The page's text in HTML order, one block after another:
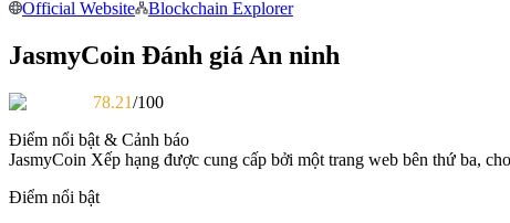
Official Website
Blockchain Explorer
JasmyCoin Đánh giá An ninh
78.21/100
Điểm nổi bật & Cảnh báo
JasmyCoin Xếp hạng được cung cấp bởi một trang web bên thứ ba,
Điểm nổi bật